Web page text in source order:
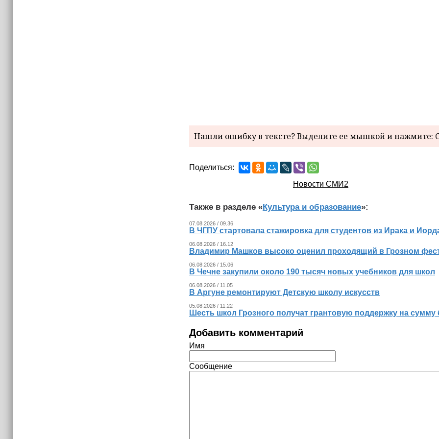
Нашли ошибку в тексте? Выделите ее мышкой и нажмите:
Поделиться:
Новости СМИ2
Также в разделе «Культура и образование»:
07.08.2026 / 09.36
В ЧГПУ стартовала стажировка для студентов из Ирака и
06.08.2026 / 16.12
Владимир Машков высоко оценил проходящий в Грозном
06.08.2026 / 15.06
В Чечне закупили около 190 тысяч новых учебников для школ
06.08.2026 / 11.05
В Аргуне ремонтируют Детскую школу искусств
05.08.2026 / 11.22
Шесть школ Грозного получат грантовую поддержку на
Добавить комментарий
Имя
Сообщение